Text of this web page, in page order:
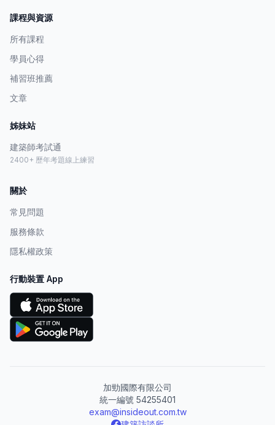
課程與資源
所有課程
學員心得
補習班推薦
文章
姊妹站
建築師考試通
2400+ 歷年考題線上練習
關於
常見問題
服務條款
隱私權政策
行動裝置 App
加勁國際有限公司
統一編號 54255401
exam@insideout.com.tw